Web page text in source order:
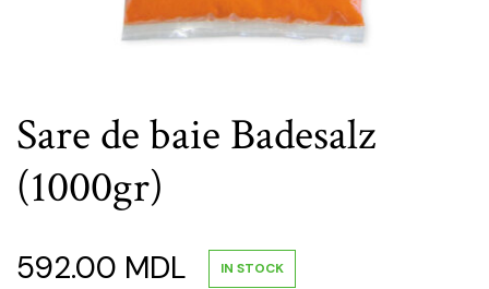
Sare de baie Badesalz
(1000gr)
592.00 MDL IN STOCK